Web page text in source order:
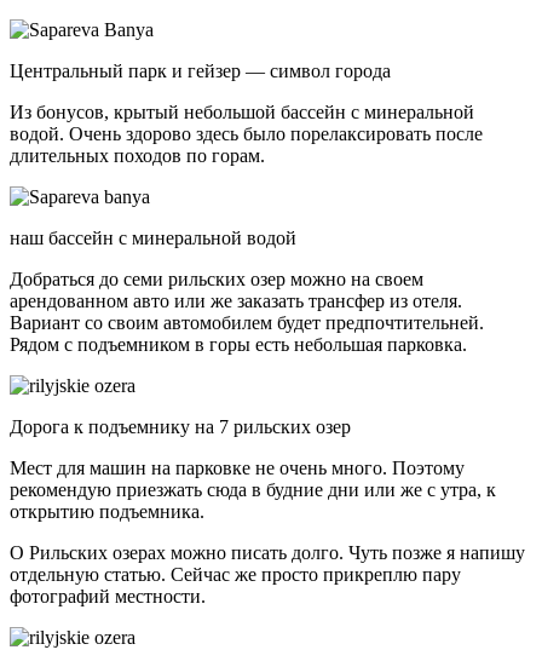
Центральный парк и гейзер — символ города
Из бонусов, крытый небольшой бассейн с минеральной
водой. Очень здорово здесь было порелаксировать после
длительных походов по горам.
наш бассейн с минеральной водой
Добраться до семи рильских озер можно на своем
арендованном авто или же заказать трансфер из отеля.
Вариант со своим автомобилем будет предпочтительней.
Рядом с подъемником в горы есть небольшая парковка.
Дорога к подъемнику на 7 рильских озер
Мест для машин на парковке не очень много. Поэтому
рекомендую приезжать сюда в будние дни или же с утра, к
открытию подъемника.
О Рильских озерах можно писать долго. Чуть позже я напишу
отдельную статью. Сейчас же просто прикреплю пару
фотографий местности.